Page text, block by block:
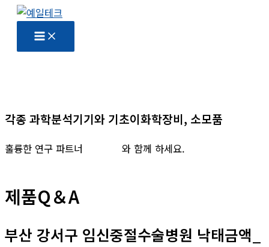
기
각종 과학분석기기와 기초이화학장비, 소모품
훌륭한 연구 파트너 와 함께 하세요.
제품Q＆A
부산 강서구 임신중절수술병원 낙태금액_